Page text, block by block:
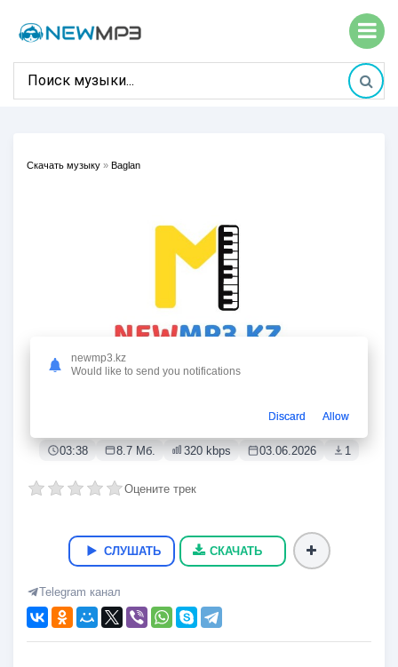
Скачать музыку » Baglan
03:38 8.7 Мб. 320 kbps 03.06.2026 1
Оцените трек
СЛУШАТЬ СКАЧАТЬ
Telegram канал
newmp3.kz
Would like to send you notifications
Discard Allow